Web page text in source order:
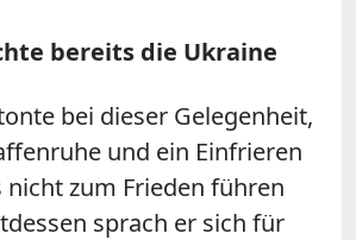
bereits die Ukraine
bei dieser Gelegenheit,
und ein Einfrieren
nicht zum Frieden führen
sprach er sich für